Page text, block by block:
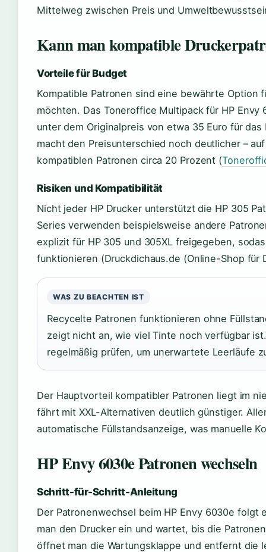
Mittelweg zwischen Preis und
Kann man kompatible
Vorteile für Budget
Kompatible Patronen sind eine bewährte Option
möchten. Das Toneroffice Multipack für HP
unter dem Originalpreis von etwa 35 Euro für
macht den Preisunterschied noch deutlicher –
kompatiblen Patronen circa 20 Prozent (
Risiken und Kompatibilität
Nicht jeder HP Drucker unterstützt die HP 305
Series verwenden beispielsweise andere
explizit für HP 305 und 305XL freigegeben,
funktionieren (Druckdichaus.de (Online-Shop für
WAS ZU BEACHTEN IST
Recycelte Patronen funktionieren ohne
zeigt nicht an, wie viel Tinte noch verfügbar
regelmäßig prüfen, um unerwartete Leerläufe
Der Hauptvorteil kompatibler Patronen liegt im
fährt mit XXL-Alternativen deutlich günstiger.
automatische Füllstandsanzeige, was manuelle
HP Envy 6030e Patronen wechseln
Schritt-für-Schritt-Anleitung
Der Patronenwechsel beim HP Envy 6030e folgt
man den Drucker ein und wartet, bis die
öffnet man die Wartungsklappe und entfernt die